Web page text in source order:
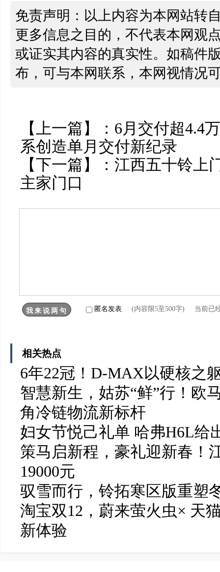
免责声明：以上内容为本网站转
更多信息之目的，不代表本网观
或证实其内容的真实性。如稿件
布，可与本网联系，本网视情况
【上一篇】： 6月交付超4.4
系创造单月交付新纪录
【下一篇】： 江西五十铃上
主家门口
匿名发表 (内容限5至500字) 当前已
相关热点
6年22冠！D-MAX以硬核之
智慧新生，姑苏“鲜”行！欧
角冷链物流新标杆
妇女节悦己礼单 哈弗H6L给
策马启新程，豪礼迎新春！
19000元
驭雪而行，铃拓寒区版重塑
淘宝双12，蔚来萤火虫× 天
新体验